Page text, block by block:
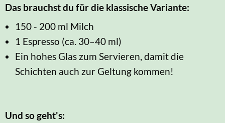
Das brauchst du für die klassische Variante:
150 - 200 ml Milch
1 Espresso (ca. 30–40 ml)
Ein hohes Glas zum Servieren, damit die
Schichten auch zur Geltung kommen!
Und so geht's: